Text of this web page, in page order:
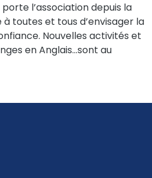
l’association depuis la
toutes et tous d’envisager la
Nouvelles activités et
en Anglais…sont au